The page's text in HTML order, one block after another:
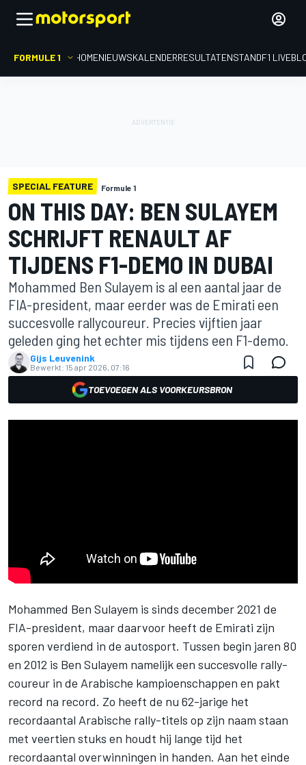
FORMULE 1 HOMENIEUWSKALENDERRESULTATENSTANDF1
SPECIAL FEATURE Formule 1
ON THIS DAY: BEN SULAYEM
SCHRIJFT RENAULT AF
TIJDENS F1-DEMO IN DUBAI
Mohammed Ben Sulayem is al een aantal jaar de
FIA-president, maar eerder was de Emirati een
succesvolle rallycoureur. Precies vijftien jaar
geleden ging het echter mis tijdens een F1-demo.
Gijs Leuvenink
Bewerkt: 15 apr 2026, 07:16
TOEVOEGEN ALS VOORKEURSBRON
Mohammed Ben Sulayem is sinds december 2021 de
FIA-president, maar daarvoor heeft de Emirati zijn
sporen verdiend in de autosport. Tussen begin jaren 80
en 2012 is Ben Sulayem namelijk een succesvolle rally-
coureur in de Arabische kampioenschappen en pakt
record na record. Zo heeft de nu 62-jarige het
recordaantal Arabische rally-titels op zijn naam staan
met veertien stuks en houdt hij lange tijd het
recordaantal overwinningen in handen. Aan het einde